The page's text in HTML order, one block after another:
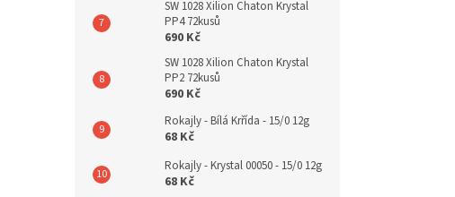
SW 1028 Xilion Chaton Krystal
PP4 72kusů
690 Kč
SW 1028 Xilion Chaton Krystal
PP2 72kusů
690 Kč
Rokajly - Bílá Krřída - 15/0 12g
68 Kč
Rokajly - Krystal 00050 - 15/0 12g
68 Kč